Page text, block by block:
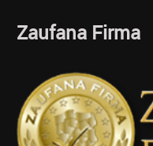
Zaufana Firma